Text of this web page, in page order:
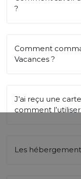
?
Comment
Vacances ?
J’ai reçu une
comment l’utiliser
Les